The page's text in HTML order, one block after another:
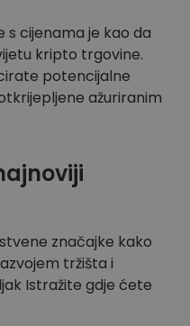
cijenama je kao da
kripto trgovine.
potencijalne
ažuriranim
značajke kako
tržišta i
Istražite gdje ćete